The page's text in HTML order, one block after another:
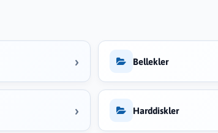
› Bellekler
› Harddiskler